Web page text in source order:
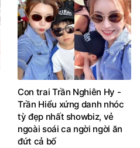
Con trai Trần Nghiên Hy -
Trần Hiểu xứng danh nhóc
tỳ đẹp nhất showbiz, vẻ
ngoài soái ca ngời ngời ăn
đứt cả bố